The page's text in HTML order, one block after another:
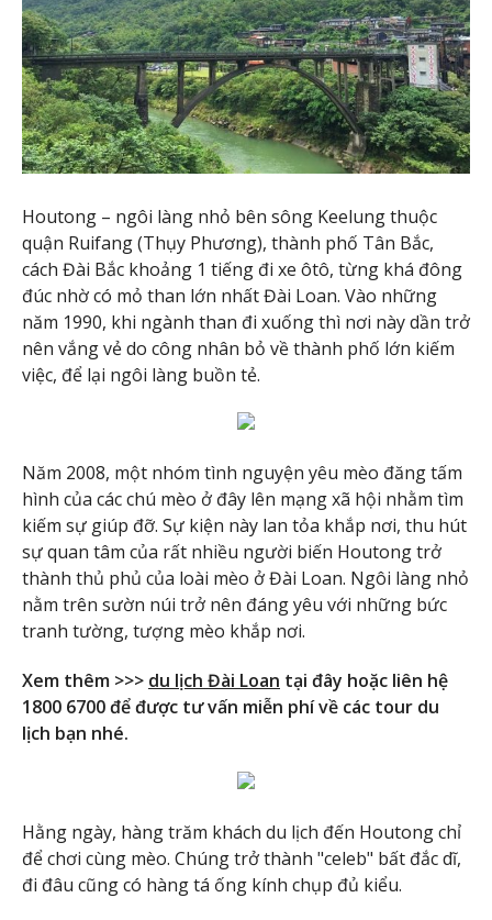
Houtong – ngôi làng nhỏ bên sông Keelung thuộc
quận Ruifang (Thụy Phương), thành phố Tân Bắc,
cách Đài Bắc khoảng 1 tiếng đi xe ôtô, từng khá đông
đúc nhờ có mỏ than lớn nhất Đài Loan. Vào những
năm 1990, khi ngành than đi xuống thì nơi này dần trở
nên vắng vẻ do công nhân bỏ về thành phố lớn kiếm
việc, để lại ngôi làng buồn tẻ.
Năm 2008, một nhóm tình nguyện yêu mèo đăng tấm
hình của các chú mèo ở đây lên mạng xã hội nhằm tìm
kiếm sự giúp đỡ. Sự kiện này lan tỏa khắp nơi, thu hút
sự quan tâm của rất nhiều người biến Houtong trở
thành thủ phủ của loài mèo ở Đài Loan. Ngôi làng nhỏ
nằm trên sườn núi trở nên đáng yêu với những bức
tranh tường, tượng mèo khắp nơi.
Xem thêm >>> du lịch Đài Loan tại đây hoặc liên hệ
1800 6700 để được tư vấn miễn phí về các tour du
lịch bạn nhé.
Hằng ngày, hàng trăm khách du lịch đến Houtong chỉ
để chơi cùng mèo. Chúng trở thành "celeb" bất đắc dĩ,
đi đâu cũng có hàng tá ống kính chụp đủ kiểu.